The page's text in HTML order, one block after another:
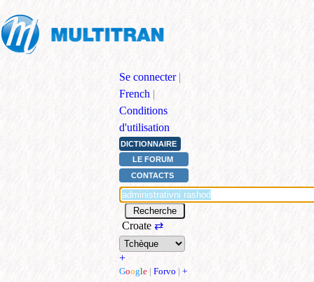
Se connecter |
French |
Conditions
d'utilisation
DICTIONNAIRE
LE FORUM
CONTACTS
Croate ⇄
+
Google | Forvo | +